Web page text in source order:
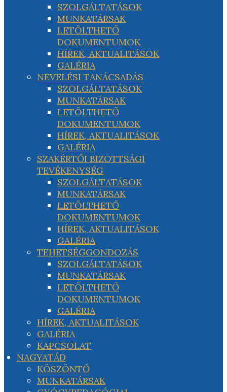
SZOLGÁLTATÁSOK
MUNKATÁRSAK
LETÖLTHETŐ
DOKUMENTUMOK
HÍREK, AKTUALITÁSOK
GALÉRIA
NEVELÉSI TANÁCSADÁS
SZOLGÁLTATÁSOK
MUNKATÁRSAK
LETÖLTHETŐ
DOKUMENTUMOK
HÍREK, AKTUALITÁSOK
GALÉRIA
SZAKÉRTŐI BIZOTTSÁGI
TEVÉKENYSÉG
SZOLGÁLTATÁSOK
MUNKATÁRSAK
LETÖLTHETŐ
DOKUMENTUMOK
HÍREK, AKTUALITÁSOK
GALÉRIA
TEHETSÉGGONDOZÁS
SZOLGÁLTATÁSOK
MUNKATÁRSAK
LETÖLTHETŐ
DOKUMENTUMOK
GALÉRIA
HÍREK, AKTUALITÁSOK
GALÉRIA
KAPCSOLAT
NAGYATÁD
KÖSZÖNTŐ
MUNKATÁRSAK